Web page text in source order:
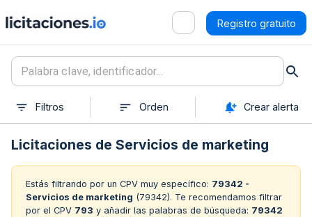
Registro gratuito
Filtros Orden Crear alerta
Licitaciones de Servicios de marketing
Estás filtrando por un CPV muy específico: 79342 -
Servicios de marketing (79342). Te recomendamos filtrar
por el CPV 793 y añadir las palabras de búsqueda: 79342